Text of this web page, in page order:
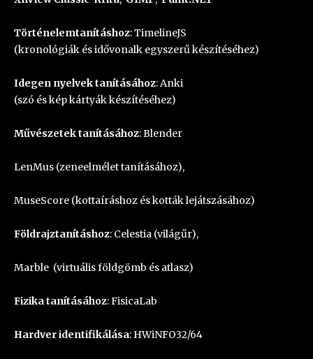
Történelemtanításhoz:TimelineJS
(kronológiák és idővonalk egyszerű készítéséhez)
Idegen nyelvek tanításához:Anki
(szó és kép kártyák készítéséhez)
Művészetek tanításához:Blender
LenMus (zeneelmélet tanításához),
MuseScore (kottaíráshoz és kották lejátszásához)
Földrajztanításhoz: Celestia (világűr),
Marble (virtuális földgömb és atlasz)
Fizika tanításához:FisicaLab
Hardver identifikálása: HWiNFO32/64